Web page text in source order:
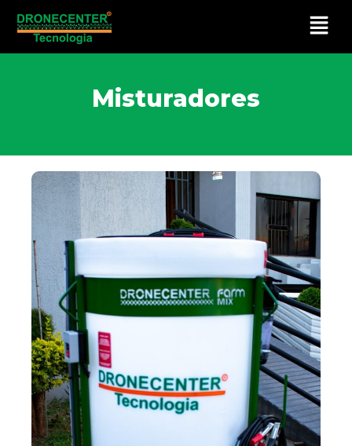
Misturadores